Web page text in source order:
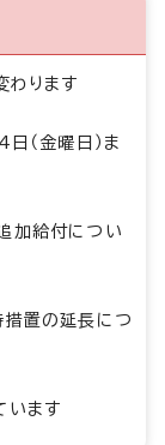
わります
（金曜日）ま
加給付につい
措置の延長につ
います